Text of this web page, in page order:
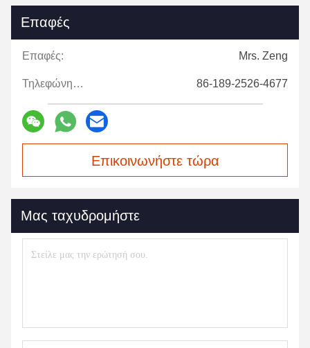
Επαφές
Επαφές: Mrs. Zeng
Τηλεφώνημα: 86-189-2526-4677
Επικοινωνήστε τώρα
Μας ταχυδρομήστε